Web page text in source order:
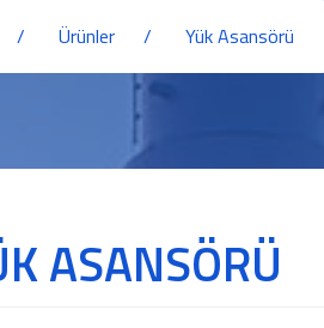
Ürünler Yük Asansörü
ASANSÖRÜ